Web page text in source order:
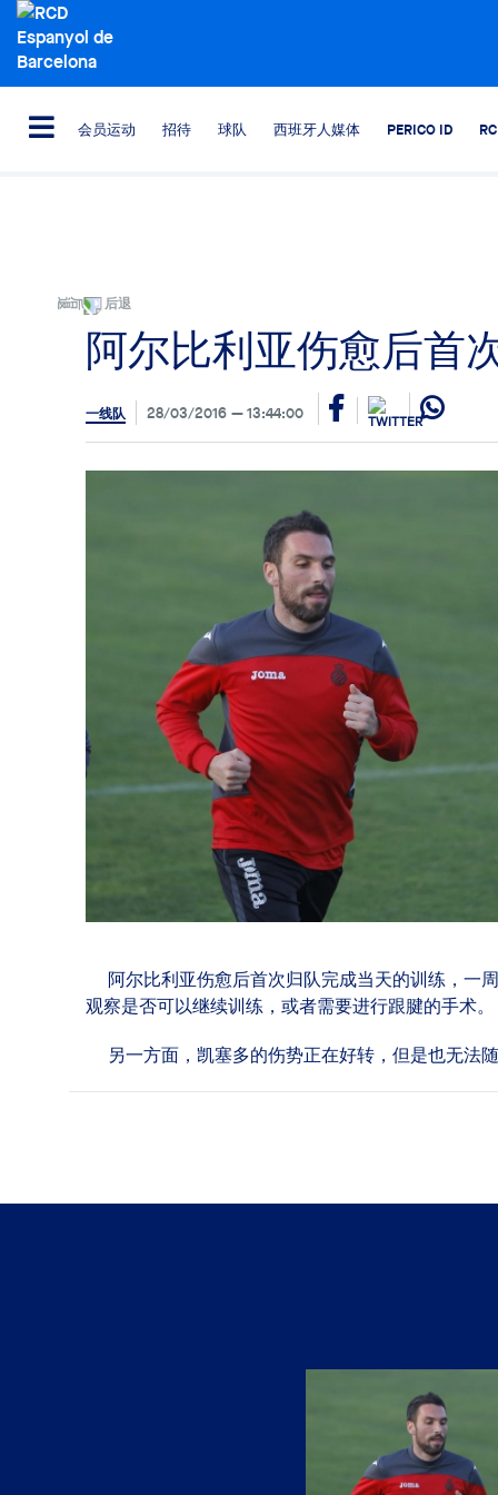
会员运动 招待 球队 西班牙人媒体 PERICO ID
后退
阿尔比利亚伤愈后首
一线队 28/03/2016 13:44:00
阿尔比利亚伤愈后首次归队完成当天的训练，一
观察是否可以继续训练，或者需要进行跟腱的手术。
另一方面，凯塞多的伤势正在好转，但是也无法